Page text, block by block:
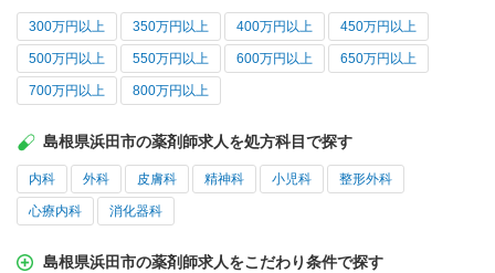
300万円以上 350万円以上 400万円以上 450万円以上
500万円以上 550万円以上 600万円以上 650万円以上
700万円以上 800万円以上
島根県浜田市の薬剤師求人を処方科目で探す
内科 外科 皮膚科 精神科 小児科 整形外科
心療内科 消化器科
島根県浜田市の薬剤師求人をこだわり条件で探す